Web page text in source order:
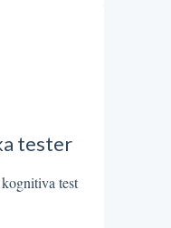
tester
test